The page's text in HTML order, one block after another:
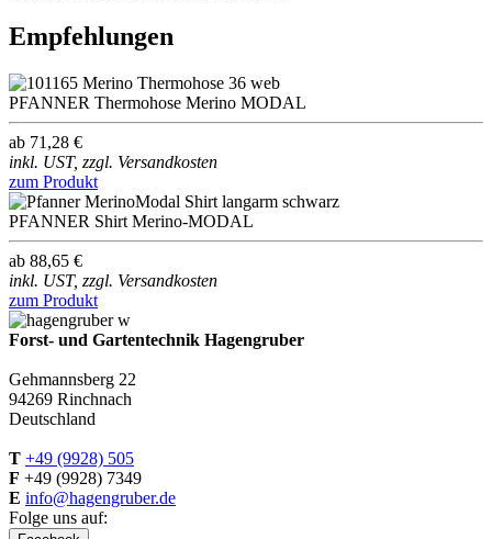
Empfehlungen
PFANNER Thermohose Merino MODAL
ab 71,28 €
inkl. UST, zzgl. Versandkosten
zum Produkt
PFANNER Shirt Merino-MODAL
ab 88,65 €
inkl. UST, zzgl. Versandkosten
zum Produkt
Forst- und Gartentechnik Hagengruber
Gehmannsberg 22
94269 Rinchnach
Deutschland
T +49 (9928) 505
F +49 (9928) 7349
E info@hagengruber.de
Folge uns auf: